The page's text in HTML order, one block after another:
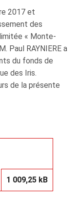
2017 et
des
« Monte-
Paul RAYNIERE a
du fonds de
des Iris.
de la présente
1 009,25 kB